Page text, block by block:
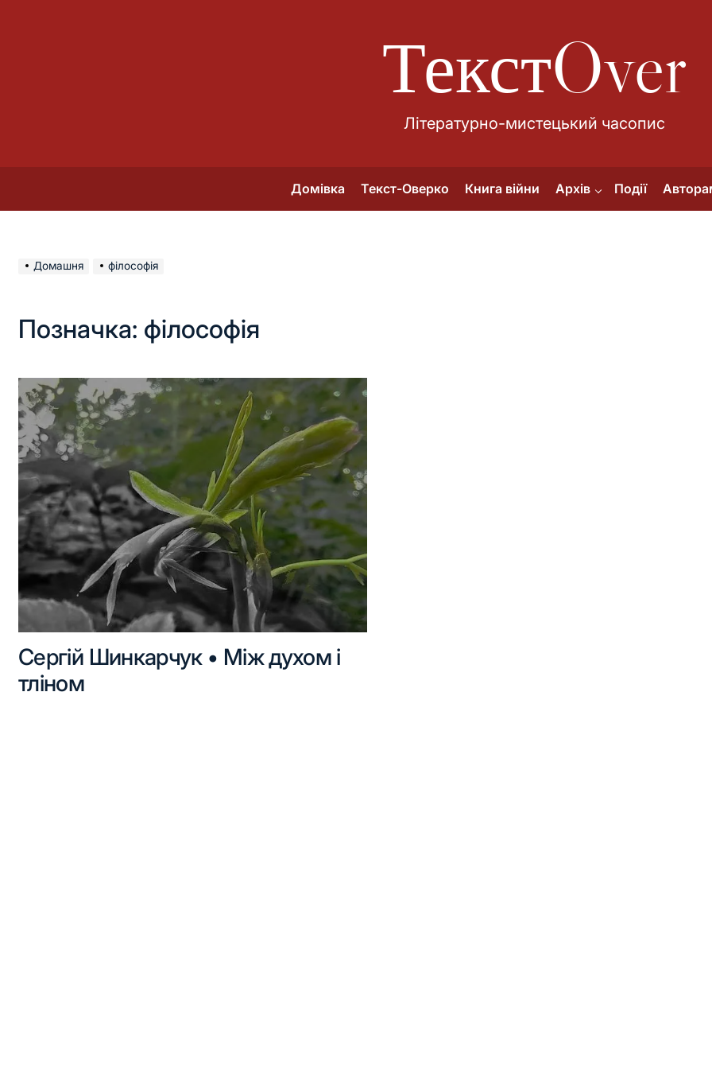
ТекстOver
Літературно-мистецький часопис
Домівка Текст-Оверко Книга війни Архів Події
Домашня філософія
Позначка: філософія
Сергій Шинкарчук • Між духом і
тліном